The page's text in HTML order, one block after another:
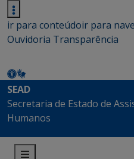
ir para conteúdoir para
Ouvidoria Transparência
SEAD
Secretaria de Estado de
Humanos